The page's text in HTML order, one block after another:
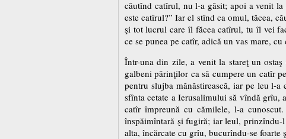
căutînd catîrul, nu l-a găsit; apoi a venit
este catîrul?” Iar el stînd ca omul, tăcea,
şi tot lucrul care îl făcea catîrul, tu îl vei
ce se punea pe catîr, adică un vas mare,
Într-una din zile, a venit la stareţ un
galbeni părinţilor ca să cumpere un catîr
pentru slujba mănăstirească, iar pe leu l-
sfînta cetate a Ierusalimului să vîndă
catîr împreună cu cămilele, l-a
înspăimîntară şi fugiră; iar leul,
alta, încărcate cu grîu, bucurîndu-se foarte